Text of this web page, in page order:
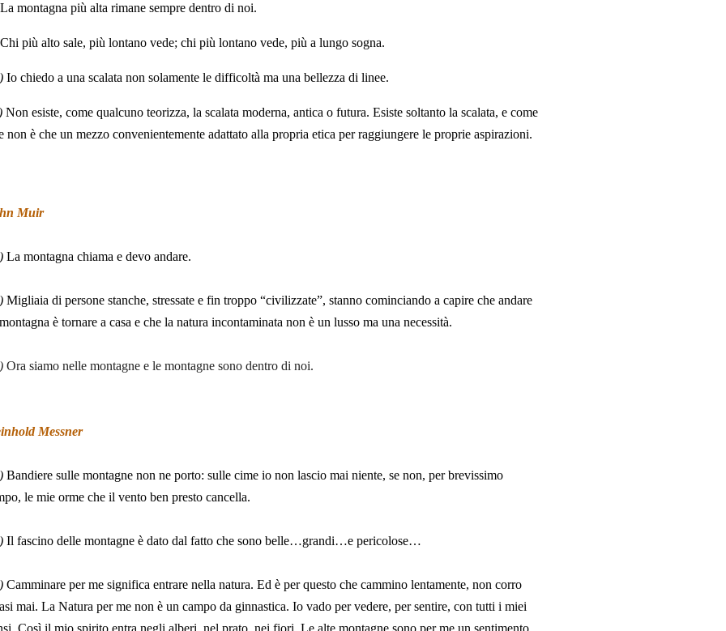
La montagna più alta rimane sempre dentro di noi.
Chi più alto sale, più lontano vede; chi più lontano vede, più a lungo sogna.
Io chiedo a una scalata non solamente le difficoltà ma una bellezza di linee.
Non esiste, come qualcuno teorizza, la scalata moderna, antica o futura. Esiste soltanto la scalata, e come
non è che un mezzo convenientemente adattato alla propria etica per raggiungere le proprie aspirazioni.
Muir
La montagna chiama e devo andare.
Migliaia di persone stanche, stressate e fin troppo “civilizzate”, stanno cominciando a capire che andare
è tornare a casa e che la natura incontaminata non è un lusso ma una necessità.
Ora siamo nelle montagne e le montagne sono dentro di noi.
Messner
Bandiere sulle montagne non ne porto: sulle cime io non lascio mai niente, se non, per brevissimo
le mie orme che il vento ben presto cancella.
Il fascino delle montagne è dato dal fatto che sono belle…grandi…e pericolose…
Camminare per me significa entrare nella natura. Ed è per questo che cammino lentamente, non corro
mai. La Natura per me non è un campo da ginnastica. Io vado per vedere, per sentire, con tutti i miei
Così il mio spirito entra negli alberi, nel prato, nei fiori. Le alte montagne sono per me un sentimento.